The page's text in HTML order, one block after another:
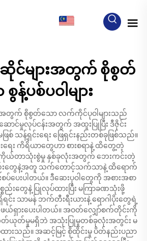
င်များအတွက် စိုစွတ်
န့်ပစ်ပဝါများ
အတွက် စိုစွတ်သော လက်ကိုင်ပုဝါများသည်
ာင်မှုလုပ်ငန်းအတွက် အထူးပြုပြီး ဒီဇိုင်း
သန့်ရှင်းရေး ဖြေရှင်းနည်းတစ်ခုဖြစ်သည်။
းရေး ကိရိယာတွေဟာ စားစရာနဲ့ ထိတွေ့တဲ့
ကိုယ်တာသုံးစွဲမှု နှစ်ခုလုံးအတွက် ဘေးကင်းတဲ့
ည်းတွေနဲ့အတူ သက်တောင့်သက်သာနဲ့ ထိရောက်
ပ်ပေးပါတယ်။ ဒီဆေးပုဝါတွေကို အစားအစာ
ည်းတွေနဲ့ ပြုလုပ်ထားပြီး မကြာခဏသုံးဖို့
သာမန် ဘက်တီးရီးယားနဲ့ ရောဂါပိုးတွေရဲ့
ဖယ်ရှားပေးပါတယ်။ အဝတ်လျှော်စက်တိုင်းကို
ဆုတ်ယုတ်မှုမရှိဘဲ အသုံးပြုမှုတစ်ခုလုံးအတွင်း မ
ားသည်။ အဆင့်မြင့် စိုထိုင်းမှု ပိတ်နည်းပညာ